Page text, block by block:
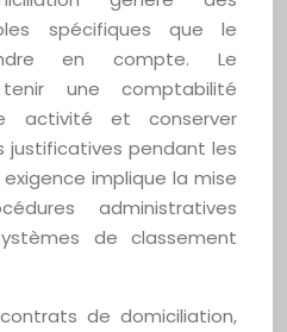
spécifiques que le
en compte. Le
une comptabilité
activité et conserver
justificatives pendant les
implique la mise
administratives
de classement
de domiciliation,